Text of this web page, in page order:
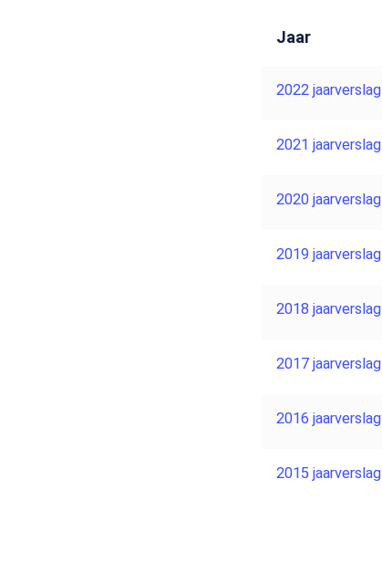
Jaar
2022 jaarverslag
2021 jaarverslag
2020 jaarverslag
2019 jaarverslag
2018 jaarverslag
2017 jaarverslag
2016 jaarverslag
2015 jaarverslag